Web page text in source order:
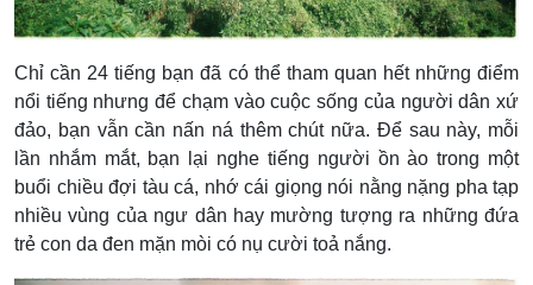
Chỉ cần 24 tiếng bạn đã có thể tham quan hết những điểm
nổi tiếng nhưng để chạm vào cuộc sống của người dân xứ
đảo, bạn vẫn cần nấn ná thêm chút nữa. Để sau này, mỗi
lần nhắm mắt, bạn lại nghe tiếng người ồn ào trong một
buổi chiều đợi tàu cá, nhớ cái giọng nói nằng nặng pha tạp
nhiều vùng của ngư dân hay mường tượng ra những đứa
trẻ con da đen mặn mòi có nụ cười toả nắng.